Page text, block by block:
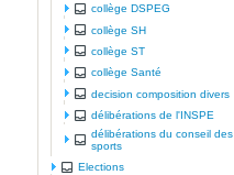
collège DSPEG
collège SH
collège ST
collège Santé
decision composition divers
délibérations de l'INSPE
délibérations du conseil des
sports
Elections